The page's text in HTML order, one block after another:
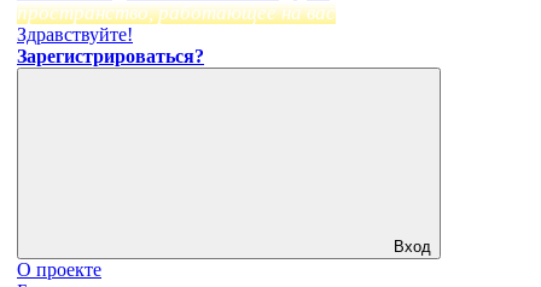
пространство, работающее на вас
Здравствуйте!
Зарегистрироваться?
Вход
О проекте